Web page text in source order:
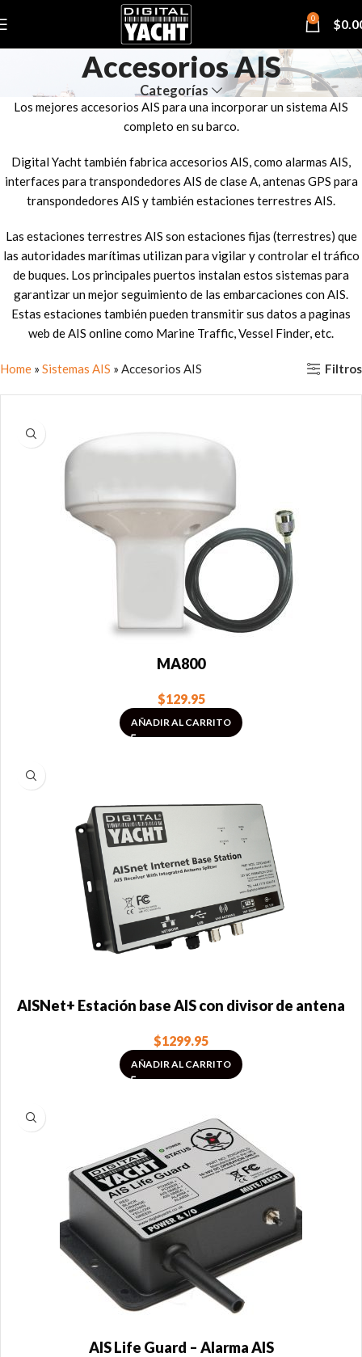
0 $
Accesorios AIS
Categorías
Los mejores accesorios AIS para una incorporar un sistema AIS
completo en su barco.
Digital Yacht también fabrica accesorios AIS, como alarmas AIS,
interfaces para transpondedores AIS de clase A, antenas GPS para
transpondedores AIS y también estaciones terrestres AIS.
Las estaciones terrestres AIS son estaciones fijas (terrestres) que
las autoridades marítimas utilizan para vigilar y controlar el tráfico
de buques. Los principales puertos instalan estos sistemas para
garantizar un mejor seguimiento de las embarcaciones con AIS.
Estas estaciones también pueden transmitir sus datos a paginas
web de AIS online como Marine Traffic, Vessel Finder, etc.
Home » Sistemas AIS » Accesorios AIS Filtros
MA800
$129.95
AÑADIR AL CARRITO
AISNet+ Estación base AIS con divisor de antena
$1299.95
AÑADIR AL CARRITO
AIS Life Guard – Alarma AIS